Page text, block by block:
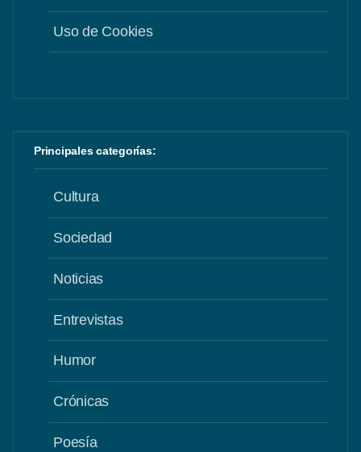
Uso de Cookies
Principales categorías:
Cultura
Sociedad
Noticias
Entrevistas
Humor
Crónicas
Poesía